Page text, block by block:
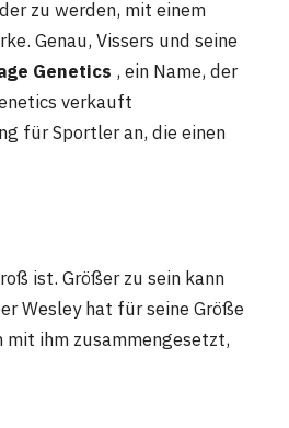
zu werden, mit einem
Genau, Vissers und seine
Genetics , ein Name, der
verkauft
für Sportler an, die einen
ist. Größer zu sein kann
Wesley hat für seine Größe
mit ihm zusammengesetzt,